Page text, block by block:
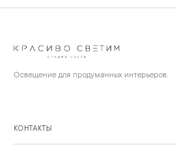
Освещение для продуманных интерьеров.
КОНТАКТЫ